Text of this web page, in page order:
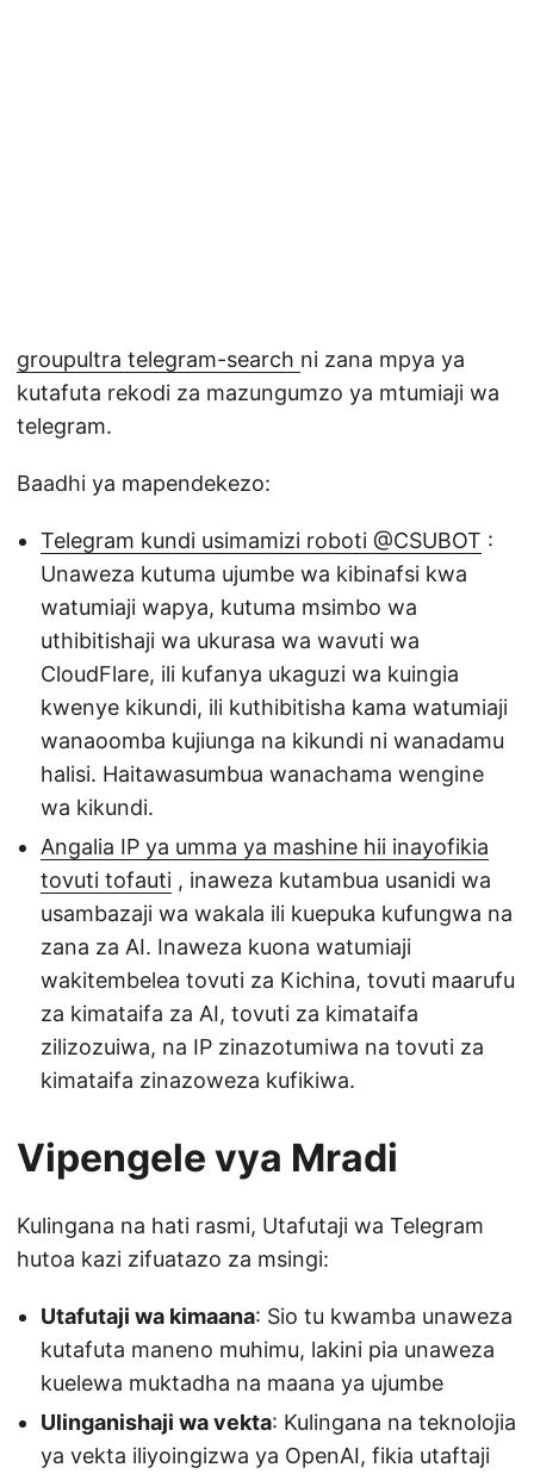
groupultra telegram-search ni zana mpya ya
kutafuta rekodi za mazungumzo ya mtumiaji wa
telegram.
Baadhi ya mapendekezo:
Telegram kundi usimamizi roboti @CSUBOT :
Unaweza kutuma ujumbe wa kibinafsi kwa
watumiaji wapya, kutuma msimbo wa
uthibitishaji wa ukurasa wa wavuti wa
CloudFlare, ili kufanya ukaguzi wa kuingia
kwenye kikundi, ili kuthibitisha kama watumiaji
wanaoomba kujiunga na kikundi ni wanadamu
halisi. Haitawasumbua wanachama wengine
wa kikundi.
Angalia IP ya umma ya mashine hii inayofikia
tovuti tofauti , inaweza kutambua usanidi wa
usambazaji wa wakala ili kuepuka kufungwa na
zana za AI. Inaweza kuona watumiaji
wakitembelea tovuti za Kichina, tovuti maarufu
za kimataifa za AI, tovuti za kimataifa
zilizozuiwa, na IP zinazotumiwa na tovuti za
kimataifa zinazoweza kufikiwa.
Vipengele vya Mradi
Kulingana na hati rasmi, Utafutaji wa Telegram
hutoa kazi zifuatazo za msingi:
Utafutaji wa kimaana: Sio tu kwamba unaweza
kutafuta maneno muhimu, lakini pia unaweza
kuelewa muktadha na maana ya ujumbe
Ulinganishaji wa vekta: Kulingana na teknolojia
ya vekta iliyoingizwa ya OpenAI, fikia utaftaji